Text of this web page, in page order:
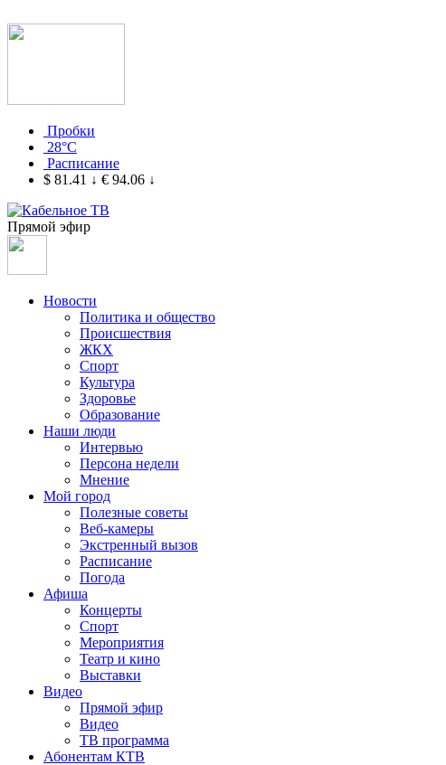
Пробки
28°C
Расписание
$ 81.41 ↓ € 94.06 ↓
Прямой эфир
Новости
Политика и общество
Происшествия
ЖКХ
Спорт
Культура
Здоровье
Образование
Наши люди
Интервью
Персона недели
Мнение
Мой город
Полезные советы
Веб-камеры
Экстренный вызов
Расписание
Погода
Афиша
Концерты
Спорт
Мероприятия
Театр и кино
Выставки
Видео
Прямой эфир
Видео
ТВ программа
Абонентам КТВ